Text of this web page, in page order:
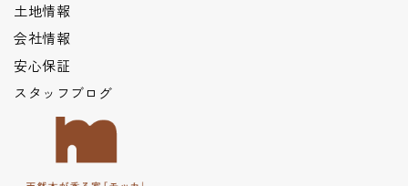
土地情報
会社情報
安心保証
スタッフブログ